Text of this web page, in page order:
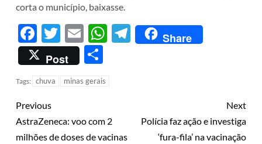
corta o município, baixasse.
Facebook
Twitter
EmailWhatsApp
Telegram
Share
Post
Tags: chuva minas gerais
Previous
AstraZeneca: voo com 2
milhões de doses de vacinas
Next
Polícia faz ação e investiga
‘fura-fila’ na vacinação